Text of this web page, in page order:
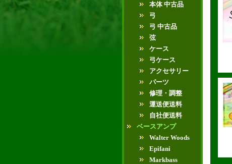
本体 中古品
弓
弓 中古品
弦
ケース
弓ケース
アクセサリー
パーツ
修理・調整
運送便送料
自社便送料
ベースアンプ
Walter Woods
Epifani
Markbass